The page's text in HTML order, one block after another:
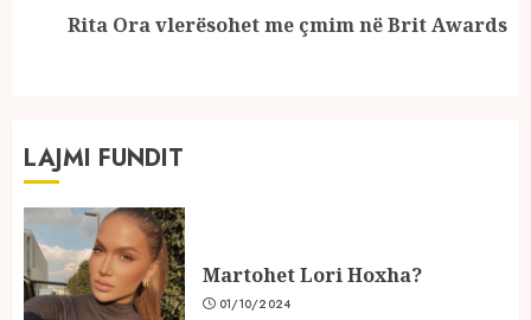
NextRita Ora vlerësohet me çmim në Brit Awards
LAJMI FUNDIT
Martohet Lori Hoxha?
01/10/2024